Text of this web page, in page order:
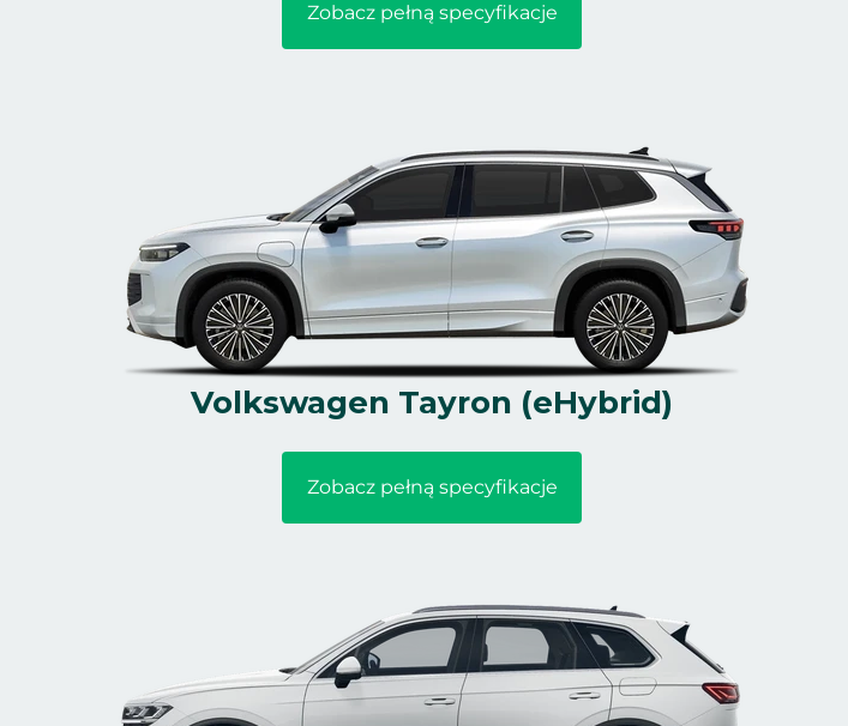
Volkswagen Tayron (eHybrid)
Zobacz pełną specyfikacje
Zobacz pełną specyfikacje